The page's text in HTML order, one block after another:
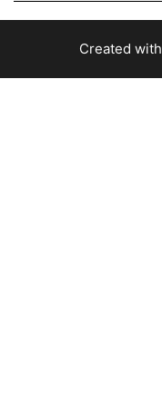
Created with